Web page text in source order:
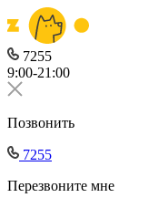
7255
9:00-21:00
Позвонить
7255
Перезвоните мне